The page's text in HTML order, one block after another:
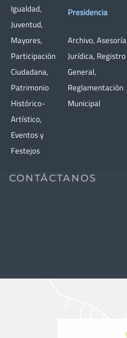
Igualdad,
Juventud,
Mayores,
Participación
Ciudadana,
Patrimonio
Histórico-
Artístico,
Eventos y
Festejos
Presidencia
Archivo, Asesoría
Jurídica, Registro
General,
Reglamentación
Municipal
CONTÁCTANOS